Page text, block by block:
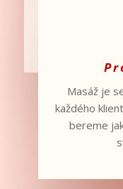
Masáž je
každého
bereme